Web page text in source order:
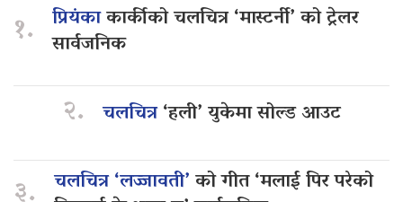
१. प्रियंकाकार्कीको चलचित्र ‘मास्टर्नी’ को ट्रेलर
सार्वजनिक
२. चलचित्र‘हली’ युकेमा सोल्ड आउट
चलचित्र ‘लज्जावती’को गीत ‘मलाई पिर परेको